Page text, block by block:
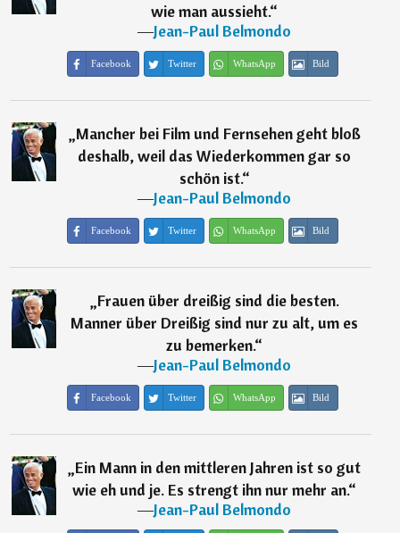
wie man aussieht.“
―Jean-Paul Belmondo
Facebook Twitter WhatsApp Bild
„Mancher bei Film und Fernsehen geht bloß
deshalb, weil das Wiederkommen gar so
schön ist.“
―Jean-Paul Belmondo
Facebook Twitter WhatsApp Bild
„Frauen über dreißig sind die besten.
Manner über Dreißig sind nur zu alt, um es
zu bemerken.“
―Jean-Paul Belmondo
Facebook Twitter WhatsApp Bild
„Ein Mann in den mittleren Jahren ist so gut
wie eh und je. Es strengt ihn nur mehr an.“
―Jean-Paul Belmondo